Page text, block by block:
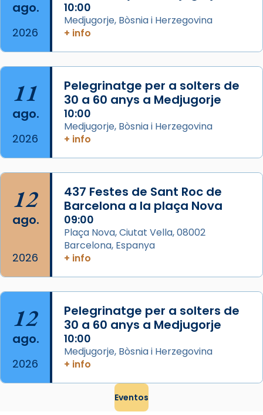
2 weeks ago
Memòria de les santes Juliana i
Acompanyant la història de sant Cugat, a
partir de l’Edat Mitjana sorgeix la tradició
que les santes Juliana (“relatiu a Júlia”) i
Semproniana (“relatiu a Semprònia =
eterna”) són deixebles seves. I l’any 1667, el
frare Joan Gaspar Roig, afirma en una obra
que les santes són filles de l’antiga Iluro.
Mataró en reivindicarà les relíq
Foto
View on Facebook · Share
ago.
2026
10:00
Medjugorje, Bòsnia i Herzegovina
+ info
11
ago.
2026
Pelegrinatge per a solters de
30 a 60 anys a Medjugorje
10:00
Medjugorje, Bòsnia i Herzegovina
+ info
12
ago.
2026
437 Festes de Sant Roc de
Barcelona a la plaça Nova
09:00
Plaça Nova, Ciutat Vella, 08002
Barcelona, Espanya
+ info
12
ago.
2026
Pelegrinatge per a solters de
30 a 60 anys a Medjugorje
10:00
Medjugorje, Bòsnia i Herzegovina
+ info
Eventos